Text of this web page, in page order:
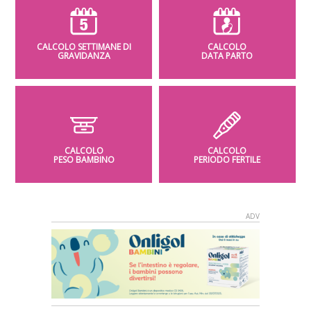
CALCOLO SETTIMANE DI
GRAVIDANZA
CALCOLO
DATA PARTO
CALCOLO
PESO BAMBINO
CALCOLO
PERIODO FERTILE